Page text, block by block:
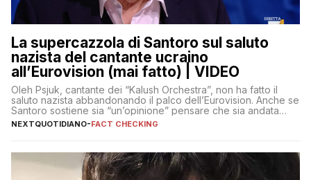
La supercazzola di Santoro sul saluto
nazista del cantante ucraino
all’Eurovision (mai fatto) | VIDEO
Oleh Psjuk, cantante dei “Kalush Orchestra”, non ha fatto il
saluto nazista abbandonando il palco dell’Eurovision. Anche se
Santoro sostiene sia “un’opinione” pensare che sia andata
così
NEXTQUOTIDIANO-FACT CHECKING